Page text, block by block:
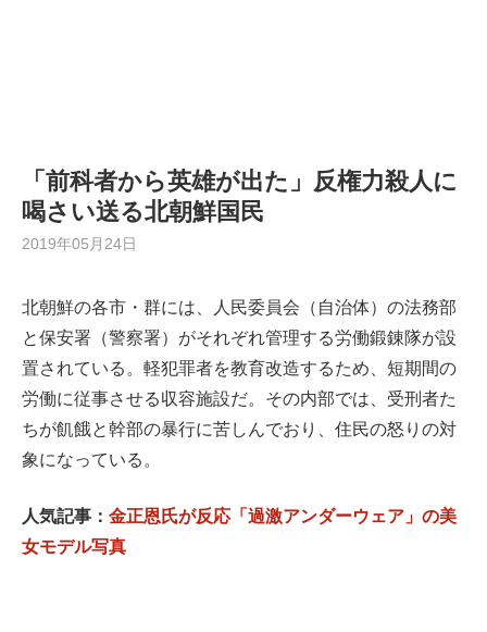
「前科者から英雄が出た」反権力殺人に
喝さい送る北朝鮮国民
2019年05月24日
北朝鮮の各市・群には、人民委員会（自治体）の法務部
と保安署（警察署）がそれぞれ管理する労働鍛錬隊が設
置されている。軽犯罪者を教育改造するため、短期間の
労働に従事させる収容施設だ。その内部では、受刑者た
ちが飢餓と幹部の暴行に苦しんでおり、住民の怒りの対
象になっている。
人気記事： 金正恩氏が反応「過激アンダーウェア」の美
女モデル写真